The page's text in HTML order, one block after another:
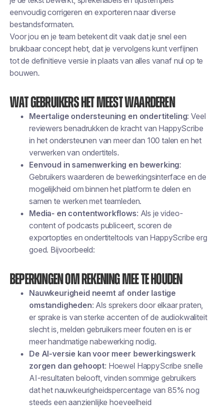
eenvoudig corrigeren en exporteren naar diverse
bestandsformaten.
Voor jou en je team betekent dit vaak dat je snel een
bruikbaar concept hebt, dat je vervolgens kunt verfijnen
tot de definitieve versie in plaats van alles vanaf nul op te
bouwen.
Wat gebruikers het meest waarderen
Meertalige ondersteuning en ondertiteling: Veel
reviewers benadrukken de kracht van HappyScribe
in het ondersteunen van meer dan 100 talen en het
verwerken van ondertitels.
Eenvoud in samenwerking en bewerking:
Gebruikers waarderen de bewerkingsinterface en de
mogelijkheid om binnen het platform te delen en
samen te werken met teamleden.
Media- en contentworkflows: Als je video-
content of podcasts publiceert, scoren de
exportopties en ondertiteltools van HappyScribe erg
goed. Bijvoorbeeld:
Beperkingen om rekening mee te houden
Nauwkeurigheid neemt af onder lastige
omstandigheden: Als sprekers door elkaar praten,
er sprake is van sterke accenten of de audiokwaliteit
slecht is, melden gebruikers meer fouten en is er
meer handmatige nabewerking nodig.
De AI-versie kan voor meer bewerkingswerk
zorgen dan gehoopt: Hoewel HappyScribe snelle
AI-resultaten belooft, vinden sommige gebruikers
dat het nauwkeurigheidspercentage van 85% nog
steeds een aanzienlijke hoeveelheid